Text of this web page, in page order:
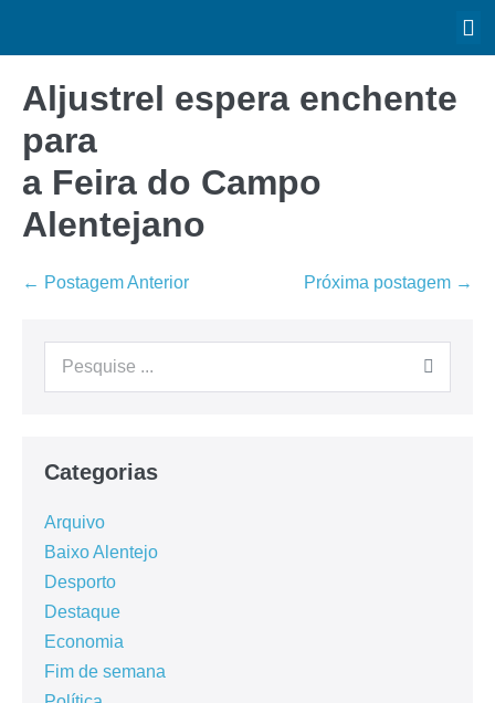
Aljustrel espera enchente
para
a Feira do Campo
Alentejano
← Postagem Anterior Próxima postagem →
Categorias
Arquivo
Baixo Alentejo
Desporto
Destaque
Economia
Fim de semana